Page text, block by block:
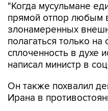
"Когда мусульмане
прямой отпор любым
злонамеренных
полагаться только
сплоченность в духе
написал министр в
Он также похвалил
Ирана в